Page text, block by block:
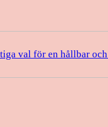
val för en hållbar